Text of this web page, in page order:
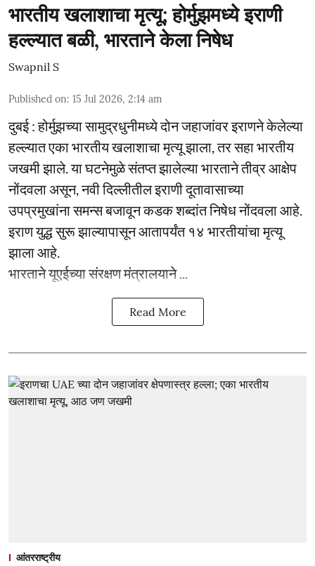
भारतीय खलाशाचा मृत्यू; होर्मुझमध्ये इराणी
हल्ल्यात बळी, भारताने केला निषेध
Swapnil S
Published on: 15 Jul 2026, 2:14 am
दुबई : होर्मुझच्या सामुद्रधुनीमध्ये दोन जहाजांवर इराणने केलेल्या
हल्ल्यात एका भारतीय खलाशाचा मृत्यू झाला, तर सहा भारतीय
जखमी झाले. या घटनेमुळे संतप्त झालेल्या भारताने तीव्र आक्षेप
नोंदवला असून, नवी दिल्लीतील इराणी दूतावासाच्या
उपप्रमुखांना समन्स बजावून कडक शब्दांत निषेध नोंदवला आहे.
इराण युद्ध सुरू झाल्यापासून आतापर्यंत १४ भारतीयांचा मृत्यू
झाला आहे.
भारताने यूएईच्या संरक्षण मंत्रालयाने ...
Read More
आंतरराष्ट्रीय